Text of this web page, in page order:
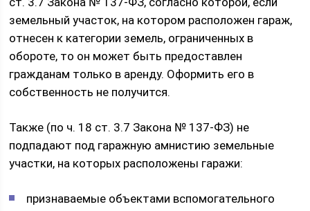
земельный участок, на котором расположен гараж,
отнесен к категории земель, ограниченных в
обороте, то он может быть предоставлен
гражданам только в аренду. Оформить его в
собственность не получится.
Также (по ч. 18 ст. 3.7 Закона № 137-ФЗ) не
подпадают под гаражную амнистию земельные
участки, на которых расположены гаражи:
признаваемые объектами вспомогательного